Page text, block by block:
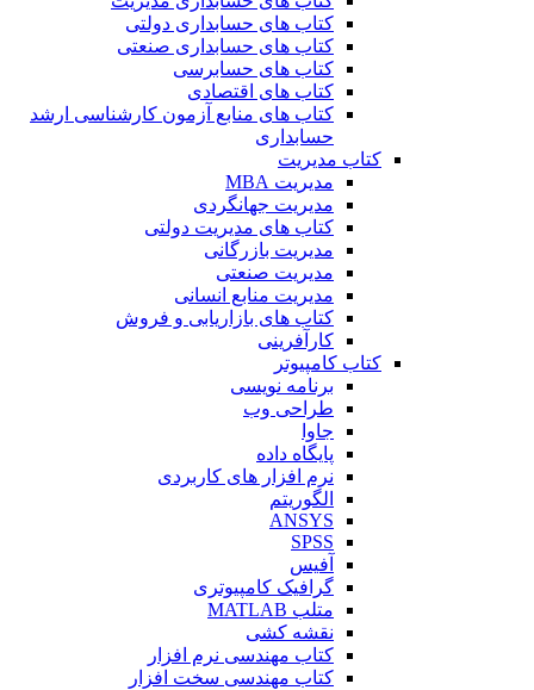
کتاب های حسابداری دولتی
کتاب های حسابداری صنعتی
کتاب های حسابرسی
کتاب های اقتصادی
کتاب های منابع آزمون کارشناسی ارشد
حسابداری
کتاب مدیریت
مدیریت MBA
مدیریت جهانگردی
کتاب های مدیریت دولتی
مدیریت بازرگانی
مدیریت صنعتی
مدیریت منابع انسانی
کتاب های بازاریابی و فروش
کارآفرینی
کتاب کامپیوتر
برنامه نویسی
طراحی وب
جاوا
پایگاه داده
نرم افزار های کاربردی
الگوریتم
ANSYS
SPSS
آفیس
گرافیک کامپیوتری
متلب MATLAB
نقشه کشی
کتاب مهندسی نرم افزار
کتاب مهندسی سخت افزار